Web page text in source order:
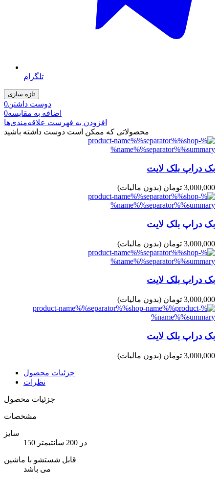
تلگرام
دوست داشتن0
اضافه به مقایسه0
افزودن به فهرست علاقه‌مندی‌ها
محصولاتی که ممکن است دوست داشته باشید
بک دراپ بلک لایت
3,000,000 تومان (بدون مالیات)
بک دراپ بلک لایت
3,000,000 تومان (بدون مالیات)
بک دراپ بلک لایت
3,000,000 تومان (بدون مالیات)
بک دراپ بلک لایت
3,000,000 تومان (بدون مالیات)
جزئیات محصول
نظرات
جزئیات محصول
مشخصات
سایز
150 در 200 سانتیمتر
قابل شستشو با ماشین
می باشد